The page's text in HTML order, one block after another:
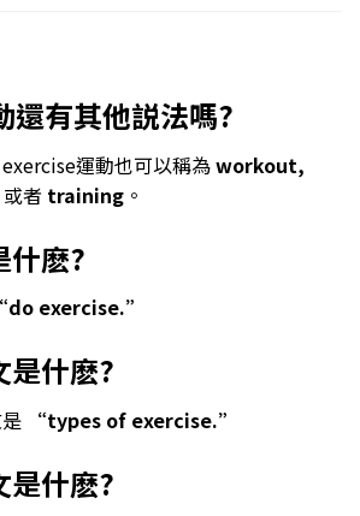
還有其他説法嗎?
運動也可以稱為workout,
或者 training 。
什麽?
“do exercise.”
是什麽?
“types of exercise.”
是什麽?